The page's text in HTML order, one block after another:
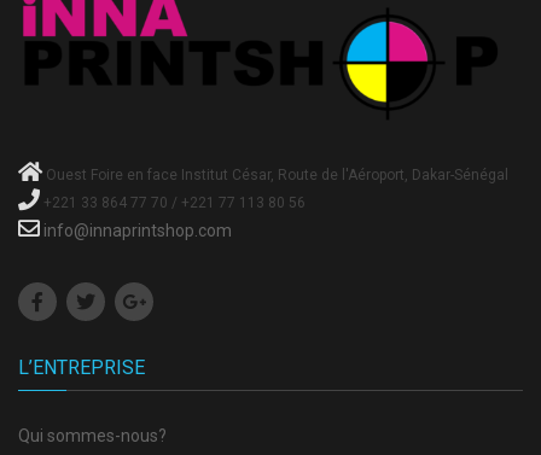
Ouest Foire en face Institut César, Route de l'Aéroport, Dakar-Sénégal
+221 33 864 77 70 / +221 77 113 80 56
info@innaprintshop.com
L’ENTREPRISE
Qui sommes-nous?